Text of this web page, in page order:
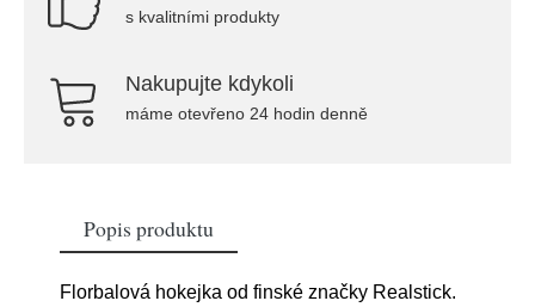
s kvalitními produkty
Nakupujte kdykoli
máme otevřeno 24 hodin denně
Popis produktu
Florbalová hokejka od finské značky Realstick.